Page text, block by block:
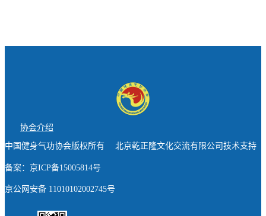
协会介绍
中国健身气功协会版权所有 北京乾正隆文化交流有限公司技术支持
备案：京ICP备15005814号
京公网安备 11010102002745号